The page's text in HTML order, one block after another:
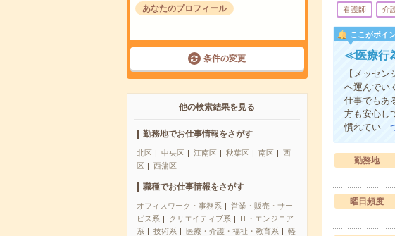
あなたのプロフィール
---
条件の変更
他の検索結果を見る
勤務地でお仕事情報をさがす
北区 中央区 江南区 秋葉区 南区
西
区
西蒲区
職種でお仕事情報をさがす
オフィスワーク・事務系
営業・販売・サー
ビス系
クリエイティブ系
IT・エンジニア
系
技術系 医療・介護・福祉・教育系
軽
看護師 介
ここがポイ
≪医療行
【メッセ
へ運んでい
仕事でもあ
方も安心し
慣れてい…
勤務地
曜日頻度